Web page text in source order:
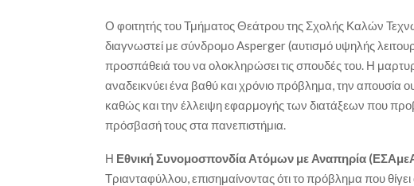
Ο φοιτητής του Τμήματος Θεάτρου της Σχολής Καλών
διαγνωστεί με σύνδρομο Asperger (αυτισμό υψηλής
προσπάθειά του να ολοκληρώσει τις σπουδές του. Η
αναδεικνύει ένα βαθύ και χρόνιο πρόβλημα, την απουσία
καθώς και την έλλειψη εφαρμογής των διατάξεων που
πρόσβασή τους στα πανεπιστήμια.
Η Εθνική Συνομοσπονδία Ατόμων με Αναπηρία
Τριανταφύλλου, επισημαίνοντας ότι το πρόβλημα που